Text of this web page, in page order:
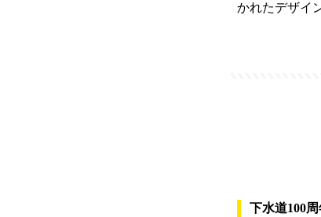
かれたデザイ
下水道100